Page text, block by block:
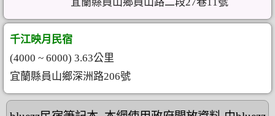
千江映月民宿
(4000 ~ 6000) 3.63公里
宜蘭縣員山鄉深洲路206號